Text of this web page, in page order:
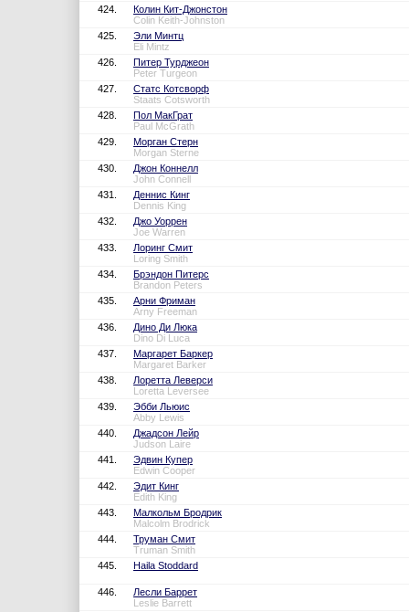
424.
Колин Кит-Джонстон
Colin Keith-Johnston
425.
Эли Минтц
Eli Mintz
426.
Питер Турджеон
Peter Turgeon
427.
Статс Котсворф
Staats Cotsworth
428.
Пол МакГрат
Paul McGrath
429.
Морган Стерн
Morgan Sterne
430.
Джон Коннелл
John Connell
431.
Деннис Кинг
Dennis King
432.
Джо Уоррен
Joe Warren
433.
Лоринг Смит
Loring Smith
434.
Брэндон Питерс
Brandon Peters
435.
Арни Фриман
Arny Freeman
436.
Дино Ди Люка
Dino Di Luca
437.
Маргарет Баркер
Margaret Barker
438.
Лоретта Леверси
Loretta Leversee
439.
Эбби Льюис
Abby Lewis
440.
Джадсон Лейр
Judson Laire
441.
Эдвин Купер
Edwin Cooper
442.
Эдит Кинг
Edith King
443.
Малкольм Бродрик
Malcolm Brodrick
444.
Труман Смит
Truman Smith
445.
Haila Stoddard
446.
Лесли Баррет
Leslie Barrett